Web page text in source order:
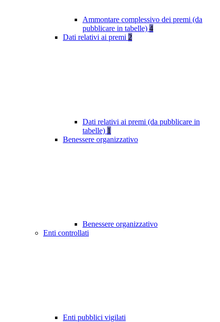
Ammontare complessivo dei premi (da
pubblicare in tabelle) 4
Dati relativi ai premi 2
Dati relativi ai premi (da pubblicare in
tabelle) 1
Benessere organizzativo
Benessere organizzativo
Enti controllati
Enti pubblici vigilati